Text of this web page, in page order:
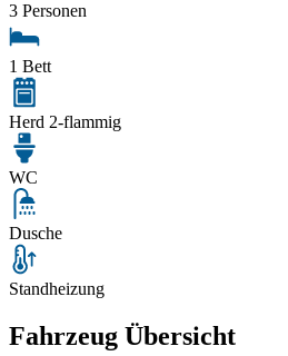
3 Personen
1 Bett
Herd 2-flammig
WC
Dusche
Standheizung
Fahrzeug Übersicht